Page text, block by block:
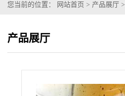
您当前的位置： 网站首页 > 产品展厅 >
产品展厅